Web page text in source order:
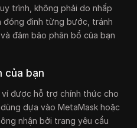
trình, không phải do nhấp
đóng đinh từng bước, tránh
đảm bảo phân bổ của bạn
của bạn
được hỗ trợ chính thức cho
dựa vào MetaMask hoặc
nhận bởi trang yêu cầu